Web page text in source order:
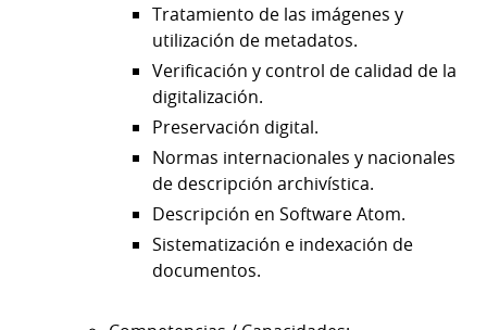
Tratamiento de las imágenes y
utilización de metadatos.
Verificación y control de calidad de la
digitalización.
Preservación digital.
Normas internacionales y nacionales
de descripción archivística.
Descripción en Software Atom.
Sistematización e indexación de
documentos.